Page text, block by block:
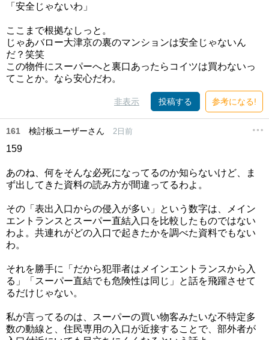
「安全じゃないわ」
ここまで根拠なしっと。
じゃあバロー大津京の裏のマンションは安全じゃないん
だ？笑笑
この物件にスーパーへと裏口あったらコイツは買わないっ
てことか。なら安心だわ。
非表示 投稿する 参考になる!
161 検討板ユーザーさん 2日前
159
あのね、何をそんな必死になってるのか知らないけど、ま
ず出してきた資料の読み方が間違ってるわよ。
その「表出入口からの侵入が多い」という数字は、メイン
エントランスとスーパー直結入口を比較したものではない
わよ。共連れがどの入口で起きたかを調べた資料でもない
わ。
それを勝手に「だから犯罪者はメインエントランスから入
る」「スーパー直結でも危険性は同じ」と話を飛躍させて
るだけじゃない。
私が言ってるのは、スーパーの買い物客みたいな不特定多
数の動線と、住民専用の入口が近接することで、部外者が